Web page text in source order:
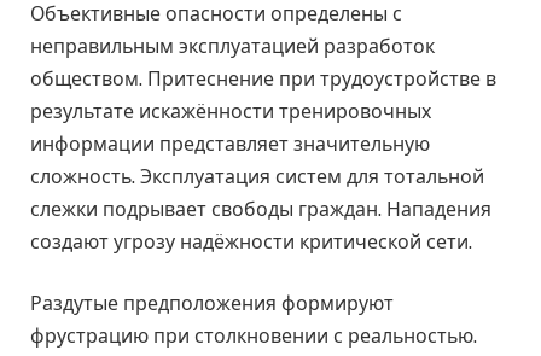
Объективные опасности определены с
неправильным эксплуатацией разработок
обществом. Притеснение при трудоустройстве в
результате искажённости тренировочных
информации представляет значительную
сложность. Эксплуатация систем для тотальной
слежки подрывает свободы граждан. Нападения
создают угрозу надёжности критической сети.
Раздутые предположения формируют
фрустрацию при столкновении с реальностью.